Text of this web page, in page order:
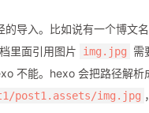
导入。比如说有一个博文
里面引用图片 img.jpg 需
不能。hexo 会把路径解析
post1.assets/img.jpg